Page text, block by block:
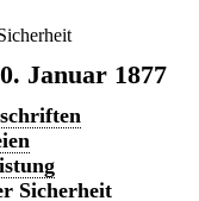
Januar 1877
Sicherheit